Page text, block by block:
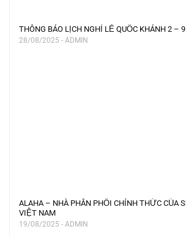
THÔNG BÁO LỊCH NGHỈ LỄ QUỐC KHÁNH 2 – 9
28/08/2025 - ADMIN
ALAHA – NHÀ PHÂN PHỐI CHÍNH THỨC CỦA SHARP NEEDLES TẠI
VIỆT NAM
19/08/2025 - ADMIN